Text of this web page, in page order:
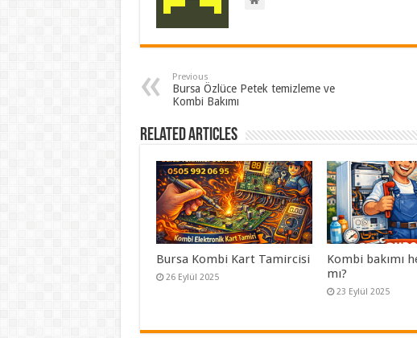
Previous
Bursa Özlüce Petek temizleme ve
Kombi Bakımı
Related Articles
Bursa Kombi Kart Tamircisi
26 Eylül 2025
Kombi bakımı
mı?
23 Eylül 2025